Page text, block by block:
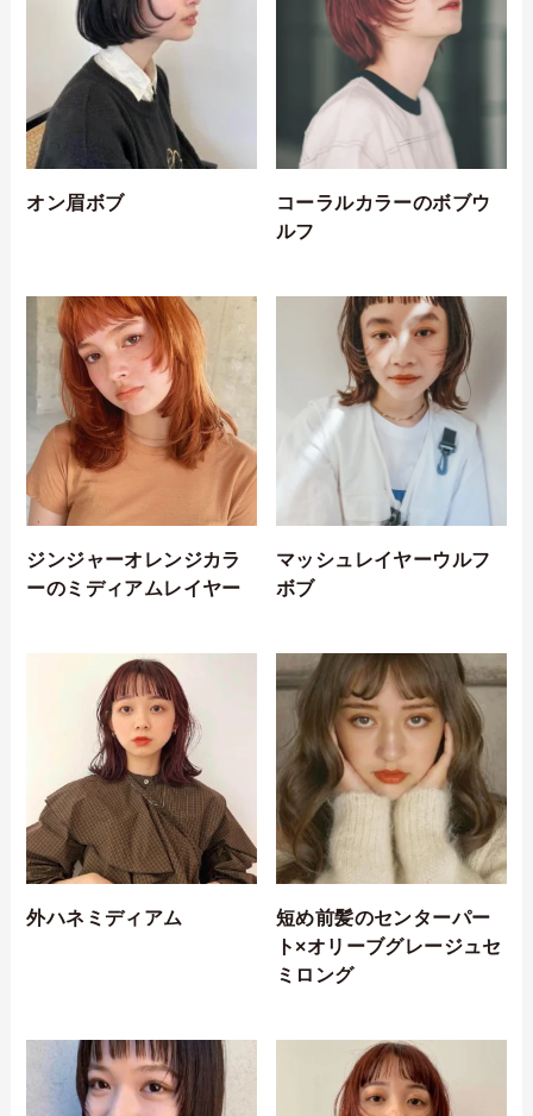
オン眉ボブ
コーラルカラーのボブウ
ルフ
ジンジャーオレンジカラ
ーのミディアムレイヤー
マッシュレイヤーウルフ
ボブ
外ハネミディアム
短め前髪のセンターパー
ト×オリーブグレージュセ
ミロング